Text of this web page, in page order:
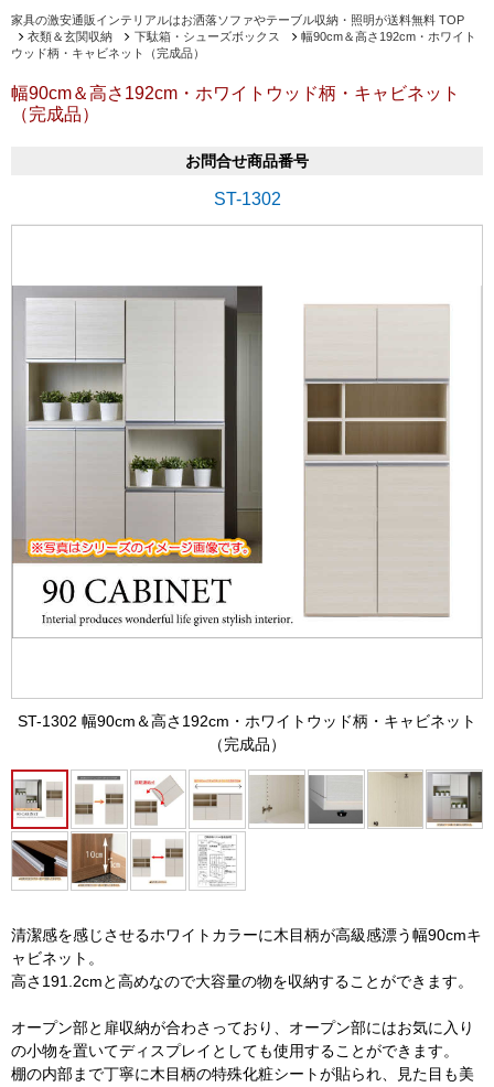
家具の激安通販インテリアルはお洒落ソファやテーブル収納・照明が送料無料 TOP
衣類＆玄関収納
下駄箱・シューズボックス
幅90cm＆高さ192cm・ホワイト
ウッド柄・キャビネット（完成品）
幅90cm＆高さ192cm・ホワイトウッド柄・キャビネット
（完成品）
お問合せ商品番号
ST-1302
ST-1302 幅90cm＆高さ192cm・ホワイトウッド柄・キャビネット
（完成品）
清潔感を感じさせるホワイトカラーに木目柄が高級感漂う幅90cmキ
ャビネット。
高さ191.2cmと高めなので大容量の物を収納することができます。
オープン部と扉収納が合わさっており、オープン部にはお気に入り
の小物を置いてディスプレイとしても使用することができます。
棚の内部まで丁寧に木目柄の特殊化粧シートが貼られ、見た目も美